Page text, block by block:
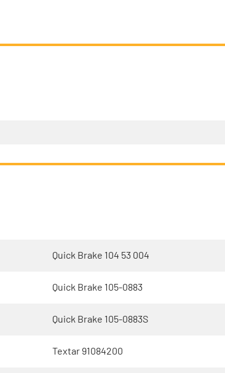
Quick Brake 104 53 004
Quick Brake 105-0883
Quick Brake 105-0883S
Textar 91084200